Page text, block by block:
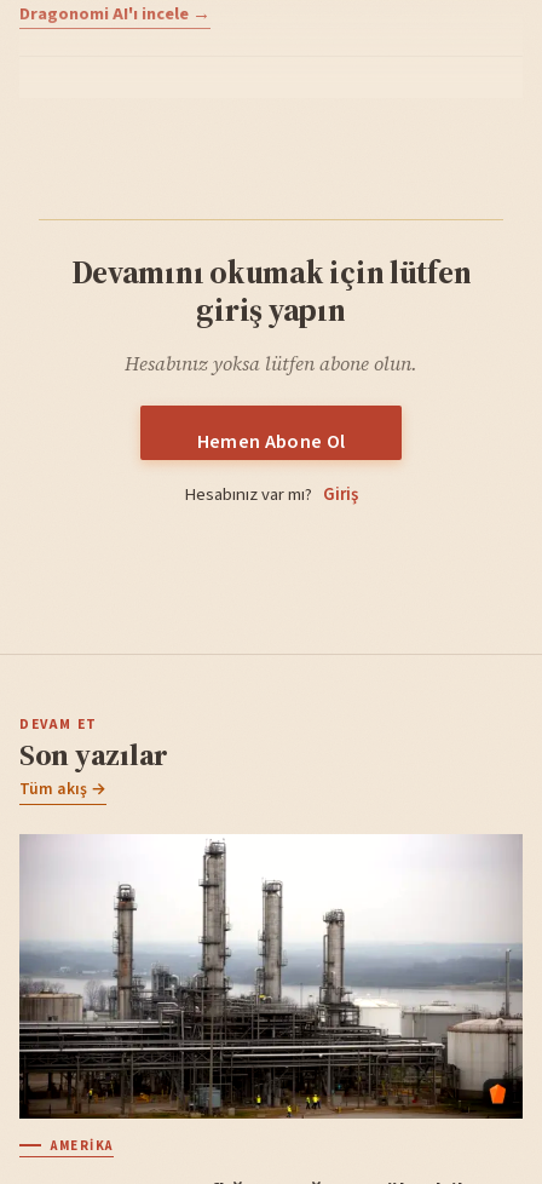
Dragonomi AI'ı incele →
Devamını okumak için lütfen
giriş yapın
Hesabınız yoksa lütfen abone olun.
Hemen Abone Ol
Hesabınız var mı? Giriş
DEVAM ET
Son yazılar
Tüm akış →
AMERIKA